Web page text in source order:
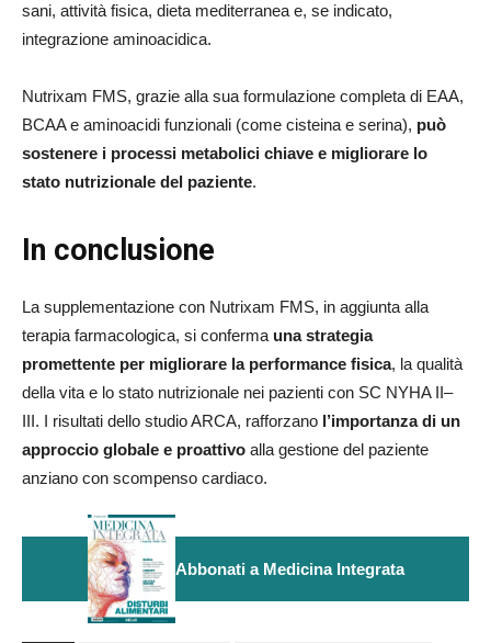
sani, attività fisica, dieta mediterranea e, se indicato,
integrazione aminoacidica.
Nutrixam FMS, grazie alla sua formulazione completa di EAA,
BCAA e aminoacidi funzionali (come cisteina e serina), può
sostenere i processi metabolici chiave e migliorare lo
stato nutrizionale del paziente.
In conclusione
La supplementazione con Nutrixam FMS, in aggiunta alla
terapia farmacologica, si conferma una strategia
promettente per migliorare la performance fisica, la qualità
della vita e lo stato nutrizionale nei pazienti con SC NYHA II–
III. I risultati dello studio ARCA, rafforzano l’importanza di un
approccio globale e proattivo alla gestione del paziente
anziano con scompenso cardiaco.
Abbonati a Medicina Integrata